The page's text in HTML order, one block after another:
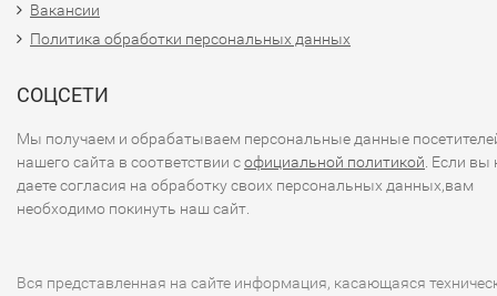
Вакансии
Политика обработки персональных данных
СОЦСЕТИ
Мы получаем и обрабатываем персональные данные
нашего сайта в соответствии софициальной политикой . Если вы
даете согласия на обработку своих персональных данных,вам
необходимо покинуть наш сайт.
Вся представленная на сайте информация, касающаяся